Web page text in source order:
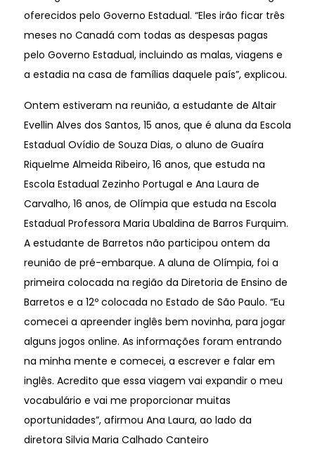
oferecidos pelo Governo Estadual. “Eles irão ficar três
meses no Canadá com todas as despesas pagas
pelo Governo Estadual, incluindo as malas, viagens e
a estadia na casa de famílias daquele país”, explicou.
Ontem estiveram na reunião, a estudante de Altair
Evellin Alves dos Santos, 15 anos, que é aluna da Escola
Estadual Ovídio de Souza Dias, o aluno de Guaíra
Riquelme Almeida Ribeiro, 16 anos, que estuda na
Escola Estadual Zezinho Portugal e Ana Laura de
Carvalho, 16 anos, de Olímpia que estuda na Escola
Estadual Professora Maria Ubaldina de Barros Furquim.
A estudante de Barretos não participou ontem da
reunião de pré-embarque. A aluna de Olímpia, foi a
primeira colocada na região da Diretoria de Ensino de
Barretos e a 12º colocada no Estado de São Paulo. “Eu
comecei a apreender inglês bem novinha, para jogar
alguns jogos online. As informações foram entrando
na minha mente e comecei, a escrever e falar em
inglês. Acredito que essa viagem vai expandir o meu
vocabulário e vai me proporcionar muitas
oportunidades”, afirmou Ana Laura, ao lado da
diretora Silvia Maria Calhado Canteiro